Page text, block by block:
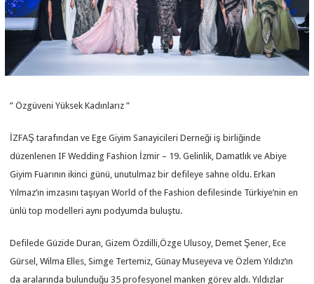
” Özgüveni Yüksek Kadınlarız ”
İZFAŞ tarafından ve Ege Giyim Sanayicileri Derneği iş birliğinde
düzenlenen IF Wedding Fashion İzmir – 19. Gelinlik, Damatlık ve Abiye
Giyim Fuarının ikinci günü, unutulmaz bir defileye sahne oldu. Erkan
Yılmaz’ın imzasını taşıyan World of the Fashion defilesinde Türkiye’nin en
ünlü top modelleri aynı podyumda buluştu.
Defilede Güzide Duran, Gizem Özdilli,Özge Ulusoy, Demet Şener, Ece
Gürsel, Wilma Elles, Simge Tertemiz, Günay Museyeva ve Özlem Yıldız’ın
da aralarında bulunduğu 35 profesyonel manken görev aldı. Yıldızlar